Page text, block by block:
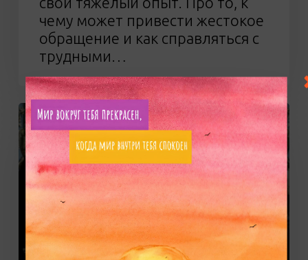
чему может привести жестокое
обращение и как справляться с
трудными…
Фильм
«Король
говорит!»
(16+)